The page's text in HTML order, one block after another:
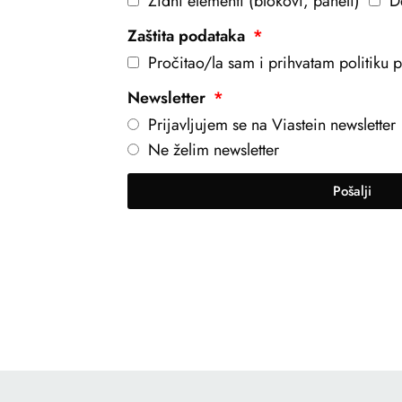
Zaštita podataka
Pročitao/la sam i prihvatam politiku
Newsletter
Prijavljujem se na Viastein newsletter
Ne želim newsletter
Pošalji